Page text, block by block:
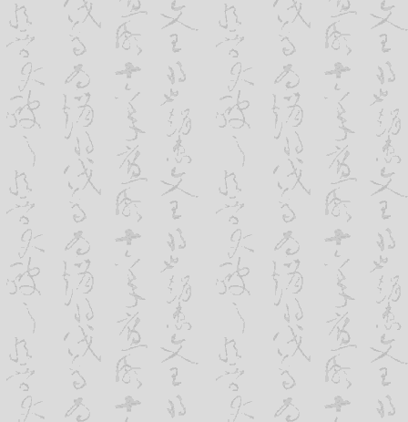
技术的革新，时代步伐的加快前进。那我
的心里都已有了一个明确的方向。